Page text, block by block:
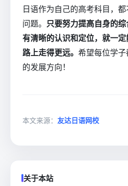
日语作为自己的高考科目，
问题。 只要努力提高自身的
有清晰的认识和定位，就一
路上走得更远。 希望每位学
的发展方向！
本文来源： 友达日语网校
关于本站